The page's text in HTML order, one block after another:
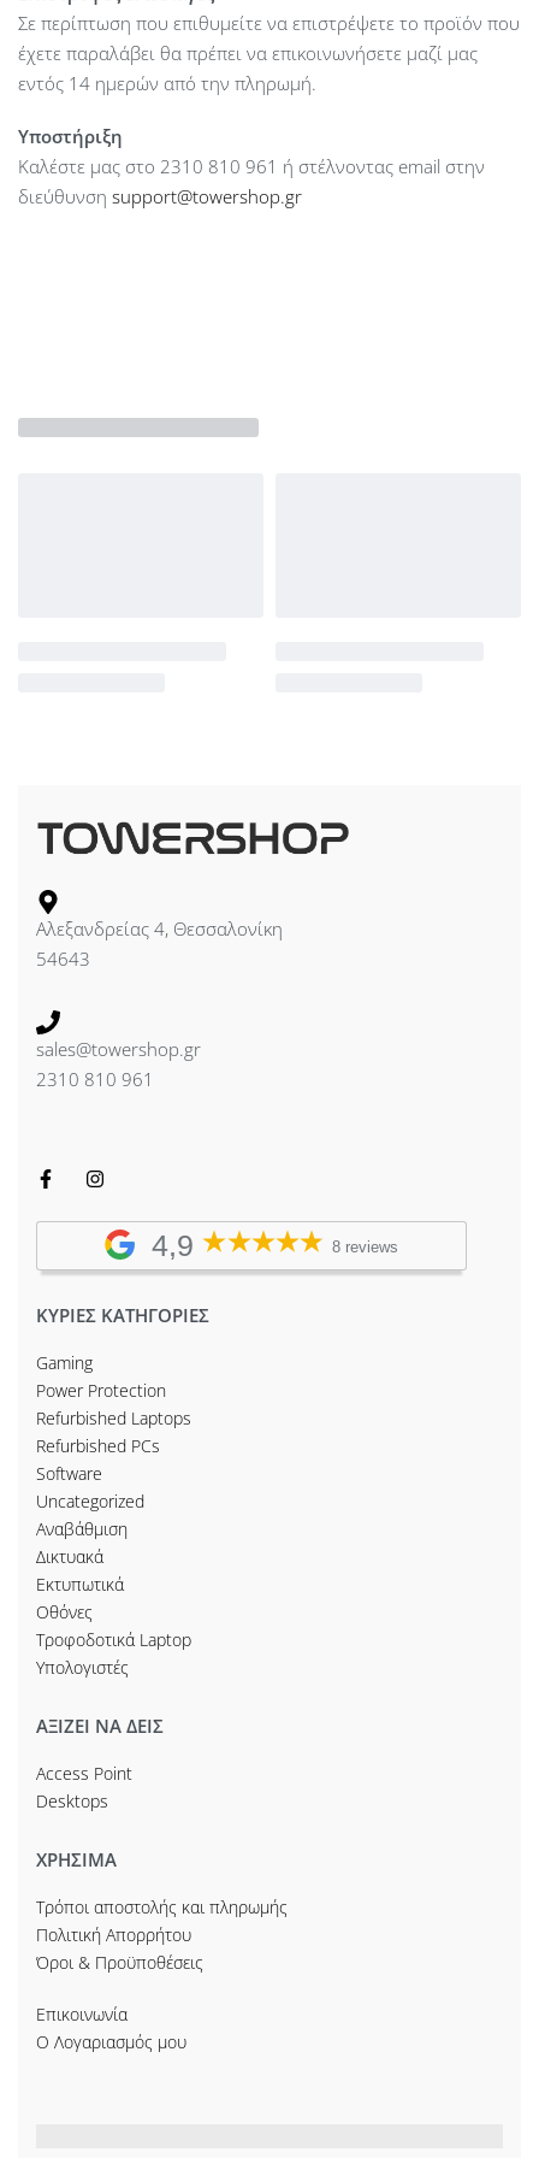
Ports : 2 × Thunderbolt / USB 4
Ports : MagSafe 3
Bluetooth : Bluetooth 5.3
Battery : lithium polymer battery 53.8 Wh
Keyboard : Latin
OS : Mac OS
Σε περίπτωση που επιθυμείτε να επιστρέψετε το προϊόν που
έχετε παραλάβει θα πρέπει να επικοινωνήσετε μαζί μας
εντός 14 ημερών από την πληρωμή.
Υποστήριξη
Καλέστε μας στο 2310 810 961 ή στέλνοντας email στην
διεύθυνση support@towershop.gr
Αλεξανδρείας 4, Θεσσαλονίκη
54643
sales@towershop.gr
2310 810 961
4,9 8 reviews
ΚΥΡΙΕΣ ΚΑΤΗΓΟΡΙΕΣ
Gaming
Power Protection
Refurbished Laptops
Refurbished PCs
Software
Uncategorized
Αναβάθμιση
Δικτυακά
Εκτυπωτικά
Οθόνες
Τροφοδοτικά Laptop
Υπολογιστές
ΑΞΙΖΕΙ ΝΑ ΔΕΙΣ
Access Point
Desktops
ΧΡΗΣΙΜΑ
Τρόποι αποστολής και πληρωμής
Πολιτική Απορρήτου
Όροι & Προϋποθέσεις
Επικοινωνία
Ο Λογαριασμός μου